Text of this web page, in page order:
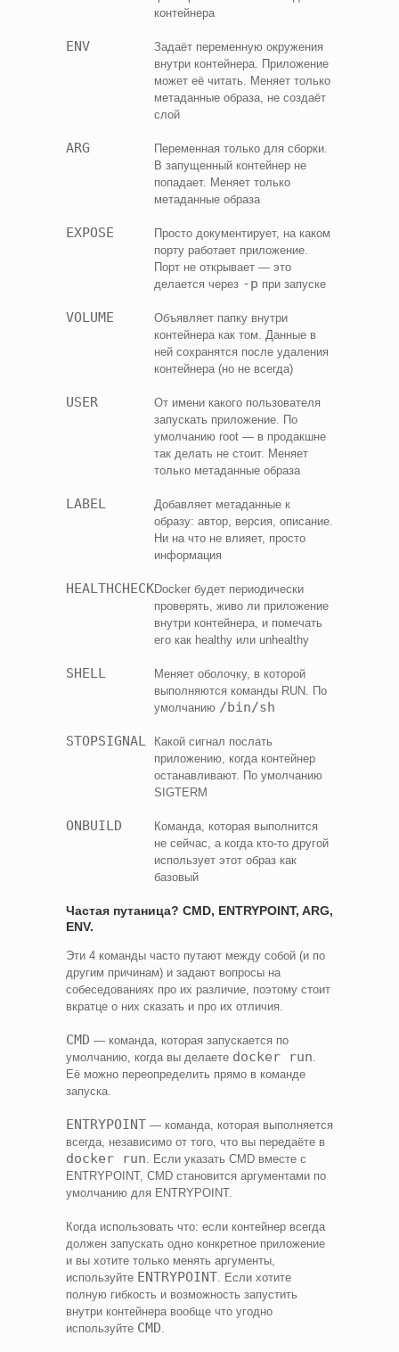
контейнера
ENV
Задаёт переменную окружения
внутри контейнера. Приложение
может её читать. Меняет только
метаданные образа, не создаёт
слой
ARG
Переменная только для сборки.
В запущенный контейнер не
попадает. Меняет только
метаданные образа
EXPOSE
Просто документирует, на каком
порту работает приложение.
Порт не открывает — это
делается через -p при запуске
VOLUME
Объявляет папку внутри
контейнера как том. Данные в
ней сохранятся после удаления
контейнера (но не всегда)
USER
От имени какого пользователя
запускать приложение. По
умолчанию root — в продакшне
так делать не стоит. Меняет
только метаданные образа
LABEL
Добавляет метаданные к
образу: автор, версия, описание.
Ни на что не влияет, просто
информация
HEALTHCHECKDocker будет периодически
проверять, живо ли приложение
внутри контейнера, и помечать
его как healthy или unhealthy
SHELL
Меняет оболочку, в которой
выполняются команды RUN. По
умолчанию /bin/sh
STOPSIGNAL
Какой сигнал послать
приложению, когда контейнер
останавливают. По умолчанию
SIGTERM
ONBUILD
Команда, которая выполнится
не сейчас, а когда кто-то другой
использует этот образ как
базовый
Частая путаница? CMD, ENTRYPOINT, ARG,
ENV.
Эти 4 команды часто путают между собой (и по
другим причинам) и задают вопросы на
собеседованиях про их различие, поэтому стоит
вкратце о них сказать и про их отличия.
CMD — команда, которая запускается по
умолчанию, когда вы делаете docker run
Её можно переопределить прямо в команде
запуска.
ENTRYPOINT — команда, которая выполняется
всегда, независимо от того, что вы передаёте в
docker run . Если указать CMD вместе с
ENTRYPOINT, CMD становится аргументами по
умолчанию для ENTRYPOINT.
Когда использовать что: если контейнер всегда
должен запускать одно конкретное приложение
и вы хотите только менять аргументы,
используйте ENTRYPOINT . Если хотите
полную гибкость и возможность запустить
внутри контейнера вообще что угодно
используйте CMD